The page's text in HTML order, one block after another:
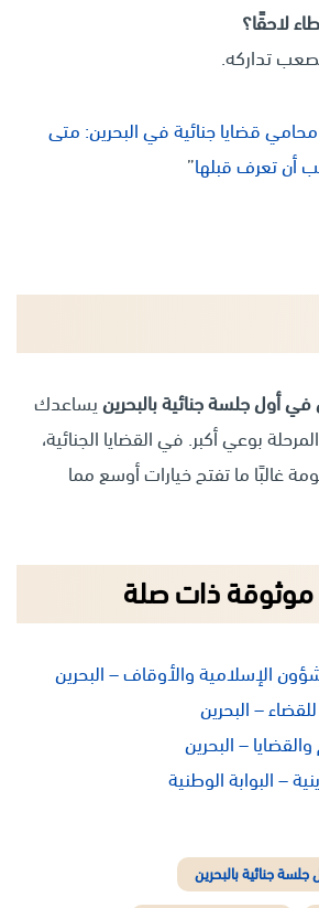
لاحقًا؟
تداركه.
قضايا جنائية في البحرين: متى
أن تعرف قبلها”
أول جلسة جنائية بالبحرينيساعدك
بوعي أكبر. في القضايا الجنائية،
غالبًا ما تفتح خيارات أوسع مما
موثوقة ذات صلة
الإسلامية والأوقاف – البحرين
– البحرين
– البحرين
– البوابة الوطنية
جلسة جنائية بالبحرين